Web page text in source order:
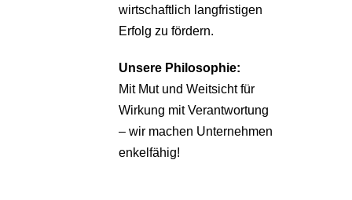
wirtschaftlich langfristigen
Erfolg zu fördern.
Unsere Philosophie:
Mit Mut und Weitsicht für
Wirkung mit Verantwortung
– wir machen Unternehmen
enkelfähig!